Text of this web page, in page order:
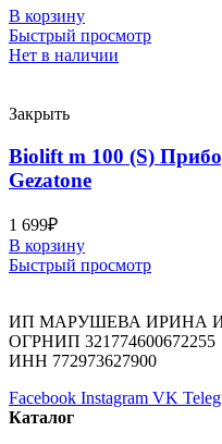
В корзину
Быстрый просмотр
Нет в наличии
Закрыть
Biolift m 100 (S)
Gezatone
1 699₽
В корзину
Быстрый просмотр
ИП МАРУШЕВА ИРИНА
ОГРНИП 321774600672255
ИНН 772973627900
Facebook Instagram VK
Каталог